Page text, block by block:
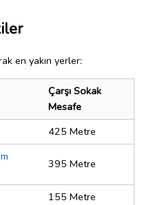
en yakın yerler:
Çarşı Sokak
Mesafe
425 Metre
395 Metre
155 Metre